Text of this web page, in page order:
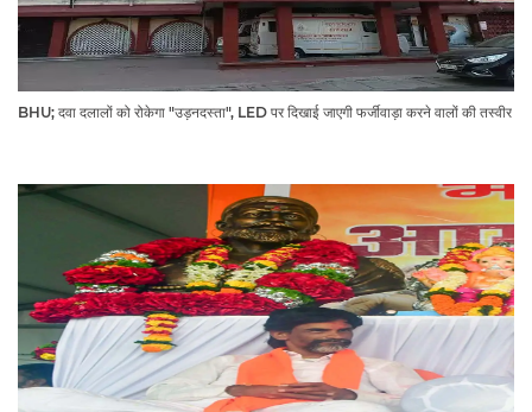
BHU; दवा दलालों को रोकेगा "उड़नदस्ता", LED पर दिखाई जाएगी फर्जीवाड़ा करने वालों की तस्वीर